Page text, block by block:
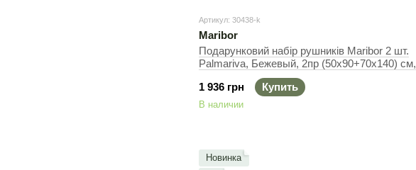
Артикул: 30438-k
Maribor
Подарунковий набір рушників Maribor 2 шт.
Palmariva, Бежевый, 2пр (50х90+70х140) см,
1 936 грн
Купить
В наличии
Новинка